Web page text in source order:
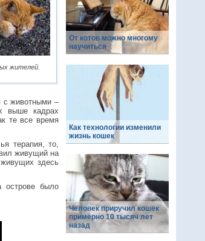
жителей.
с животными –
выше кадрах
те все время
терапия, то,
живущий на
здесь
острове было
От котов можно многому
научиться
Как технологии изменили
жизнь кошек
Человек приручил кошек
примерно 10 тысяч лет
назад